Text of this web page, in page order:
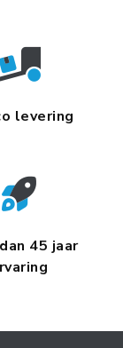
levering
45 jaar